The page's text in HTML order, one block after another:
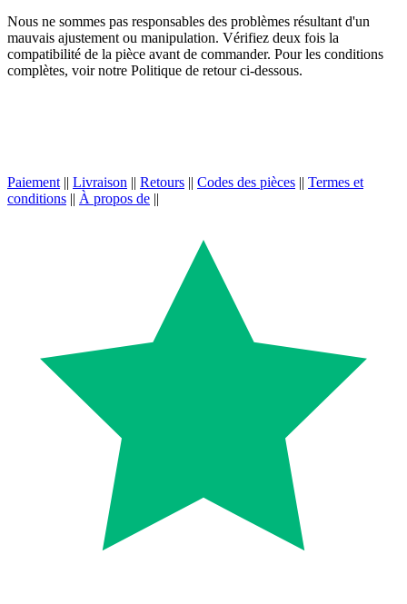
Nous ne sommes pas responsables des problèmes résultant d'un
mauvais ajustement ou manipulation. Vérifiez deux fois la
compatibilité de la pièce avant de commander. Pour les conditions
complètes, voir notre Politique de retour ci-dessous.
Paiement || Livraison || Retours || Codes des pièces || Termes et
conditions || À propos de ||